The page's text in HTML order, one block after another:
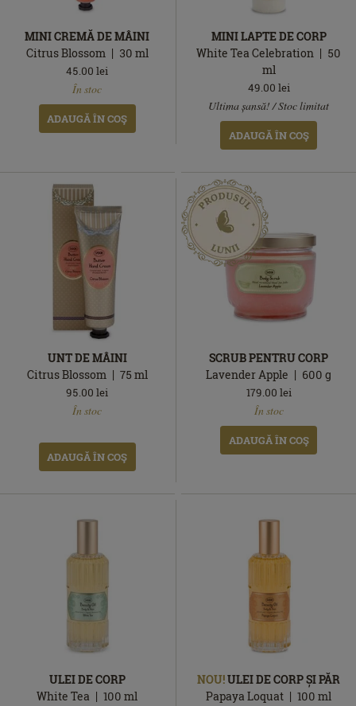
MINI CREMĂ DE MÂINI
Citrus Blossom
30 ml
45.00 lei
În stoc
ADAUGĂ ÎN COŞ
MINI LAPTE DE CORP
White Tea Celebration
50
ml
stoc
49.00 lei
Ultima șansă! / Stoc limitat
ADAUGĂ ÎN COŞ
UNT DE MÂINI
Citrus Blossom
75 ml
95.00 lei
În stoc
ADAUGĂ ÎN COŞ
SCRUB PENTRU CORP
Lavender Apple
600g
179.00 lei
În stoc
ADAUGĂ ÎN COŞ
ULEI DE CORP
White Tea
100ml
NOU!ULEI DE CORP ȘI PĂR
Papaya Loquat
100ml